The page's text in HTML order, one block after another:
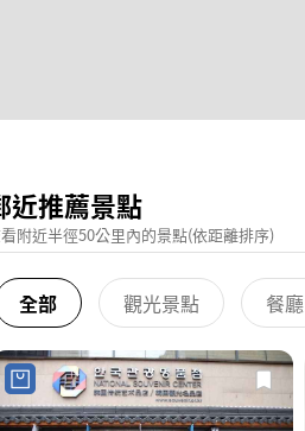
近推薦景點
附近半徑50公里內的景點(依距離排序)
全部 觀光景點 餐廳